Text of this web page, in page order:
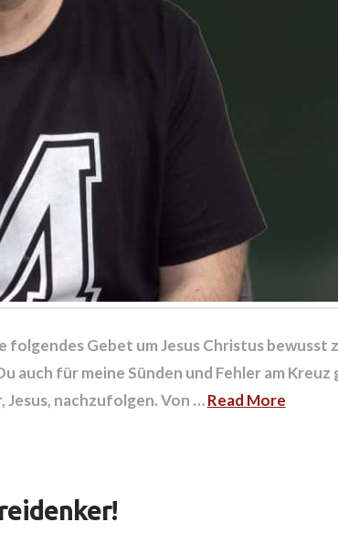
folgendes Gebet um Jesus Christus bewusst
auch für meine Sünden und Fehler am
Jesus, nachzufolgen. Von …Read More